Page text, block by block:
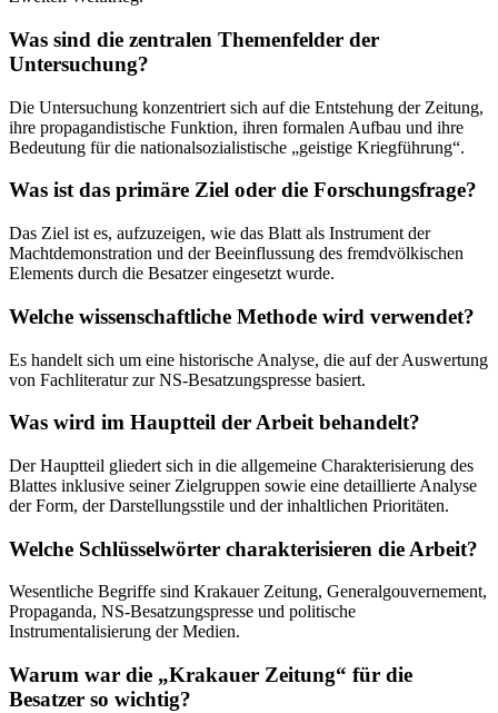
Was sind die zentralen Themenfelder der
Untersuchung?
Die Untersuchung konzentriert sich auf die Entstehung der Zeitung,
ihre propagandistische Funktion, ihren formalen Aufbau und ihre
Bedeutung für die nationalsozialistische „geistige Kriegführung“.
Was ist das primäre Ziel oder die Forschungsfrage?
Das Ziel ist es, aufzuzeigen, wie das Blatt als Instrument der
Machtdemonstration und der Beeinflussung des fremdvölkischen
Elements durch die Besatzer eingesetzt wurde.
Welche wissenschaftliche Methode wird verwendet?
Es handelt sich um eine historische Analyse, die auf der Auswertung
von Fachliteratur zur NS-Besatzungspresse basiert.
Was wird im Hauptteil der Arbeit behandelt?
Der Hauptteil gliedert sich in die allgemeine Charakterisierung des
Blattes inklusive seiner Zielgruppen sowie eine detaillierte Analyse
der Form, der Darstellungsstile und der inhaltlichen Prioritäten.
Welche Schlüsselwörter charakterisieren die Arbeit?
Wesentliche Begriffe sind Krakauer Zeitung, Generalgouvernement,
Propaganda, NS-Besatzungspresse und politische
Instrumentalisierung der Medien.
Warum war die „Krakauer Zeitung“ für die
Besatzer so wichtig?